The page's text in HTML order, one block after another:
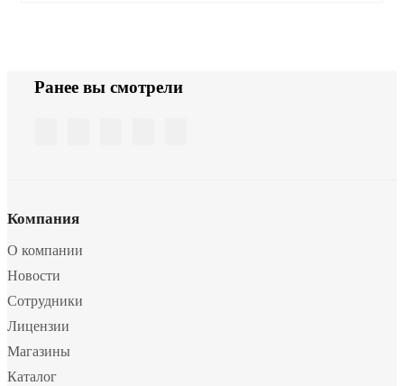
Ранее вы смотрели
Компания
О компании
Новости
Сотрудники
Лицензии
Магазины
Каталог